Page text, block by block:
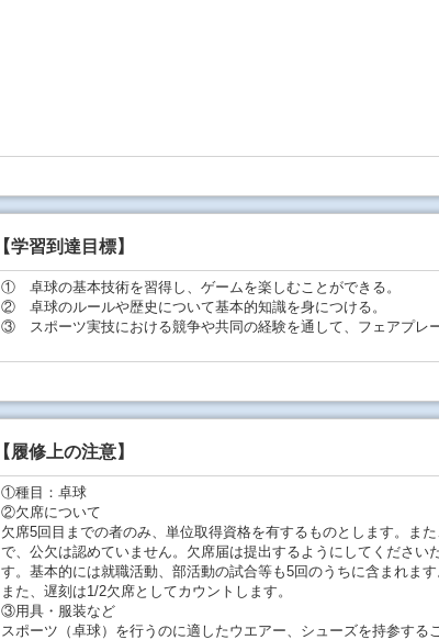
【学習到達目標】
① 卓球の基本技術を習得し、ゲームを楽しむことができる。
② 卓球のルールや歴史について基本的知識を身につける。
③ スポーツ実技における競争や共同の経験を通して、フェアプレ
【 履修上の注意】
①種目：卓球
②欠席について
欠席5回目までの者のみ、単位取得資格を有するものとします。ま
で、公欠は認めていません。欠席届は提出するようにしてください
す。基本的には就職活動、部活動の試合等も5回のうちに含まれます
また、遅刻は1/2欠席としてカウントします。
③用具・服装など
スポーツ（卓球）を行うのに適したウエアー、シューズを持参するこ